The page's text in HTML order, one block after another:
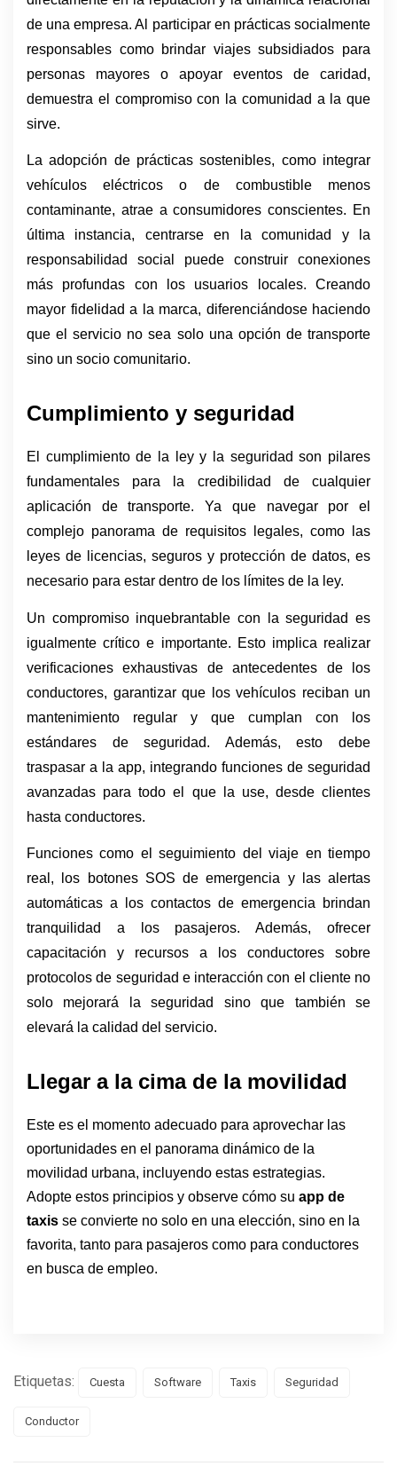
de una empresa. Al participar en prácticas socialmente
responsables como brindar viajes subsidiados para
personas mayores o apoyar eventos de caridad,
demuestra el compromiso con la comunidad a la que
sirve.
La adopción de prácticas sostenibles, como integrar
vehículos eléctricos o de combustible menos
contaminante, atrae a consumidores conscientes. En
última instancia, centrarse en la comunidad y la
responsabilidad social puede construir conexiones
más profundas con los usuarios locales. Creando
mayor fidelidad a la marca, diferenciándose haciendo
que el servicio no sea solo una opción de transporte
sino un socio comunitario.
Cumplimiento y seguridad
El cumplimiento de la ley y la seguridad son pilares
fundamentales para la credibilidad de cualquier
aplicación de transporte. Ya que navegar por el
complejo panorama de requisitos legales, como las
leyes de licencias, seguros y protección de datos, es
necesario para estar dentro de los límites de la ley.
Un compromiso inquebrantable con la seguridad es
igualmente crítico e importante. Esto implica realizar
verificaciones exhaustivas de antecedentes de los
conductores, garantizar que los vehículos reciban un
mantenimiento regular y que cumplan con los
estándares de seguridad. Además, esto debe
traspasar a la app, integrando funciones de seguridad
avanzadas para todo el que la use, desde clientes
hasta conductores.
Funciones como el seguimiento del viaje en tiempo
real, los botones SOS de emergencia y las alertas
automáticas a los contactos de emergencia brindan
tranquilidad a los pasajeros. Además, ofrecer
capacitación y recursos a los conductores sobre
protocolos de seguridad e interacción con el cliente no
solo mejorará la seguridad sino que también se
elevará la calidad del servicio.
Llegar a la cima de la movilidad
Este es el momento adecuado para aprovechar las
oportunidades en el panorama dinámico de la
movilidad urbana, incluyendo estas estrategias.
Adopte estos principios y observe cómo su app de
taxis se convierte no solo en una elección, sino en la
favorita, tanto para pasajeros como para conductores
en busca de empleo.
Etiquetas: Cuesta Software Taxis Seguridad
Conductor